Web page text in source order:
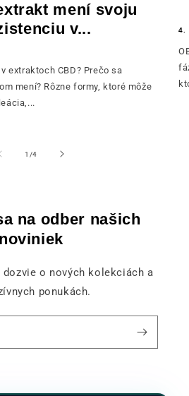
mení svoju
v...
extraktoch CBD? Prečo sa
mení? Rôzne formy, ktoré môže
4.
1 /z4
na odber našich
noviniek
o nových kolekciách a
ponukách.